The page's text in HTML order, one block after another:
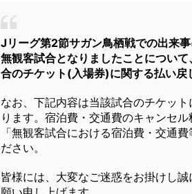
Jリーグ第2節サガン鳥栖戦での出来
無観客試合となりましたことについ
合のチケット(入場券)に関する払い戻
なお、下記内容は当該試合のチケッ
ります。宿泊費・交通費のキャンセ
「無観客試合における宿泊費・交通
ださい。
皆様には、大変なご迷惑をお掛けし